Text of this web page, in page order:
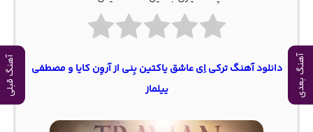
آهنگ بعدی آهنگ قبلی
دانلود آهنگ ترکی اِی عاشق یاکتین بِنی از آروِن کایا و مصطفی
ییلماز